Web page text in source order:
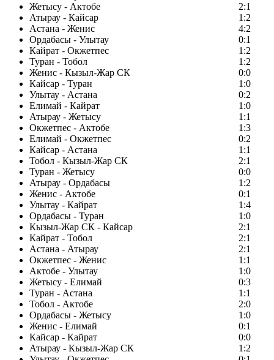
Жетысу - Актобе
2:1
Атырау - Кайсар
1:2
Астана - Женис
4:2
Ордабасы - Улытау
0:1
Кайрат - Окжетпес
1:2
Туран - Тобол
1:2
Женис - Кызыл-Жар СК
0:0
Кайсар - Туран
1:0
Улытау - Астана
0:2
Елимай - Кайрат
1:0
Атырау - Жетысу
1:1
Окжетпес - Актобе
1:3
Елимай - Окжетпес
0:2
Кайсар - Астана
1:1
Тобол - Кызыл-Жар СК
2:1
Туран - Жетысу
0:0
Атырау - Ордабасы
1:2
Женис - Актобе
0:1
Улытау - Кайрат
1:4
Ордабасы - Туран
1:0
Кызыл-Жар СК - Кайсар
2:1
Кайрат - Тобол
2:1
Астана - Атырау
2:1
Окжетпес - Женис
1:1
Актобе - Улытау
1:0
Жетысу - Елимай
0:3
Туран - Астана
1:1
Тобол - Актобе
2:0
Ордабасы - Жетысу
1:0
Женис - Елимай
0:1
Кайсар - Кайрат
0:0
Атырау - Кызыл-Жар СК
1:2